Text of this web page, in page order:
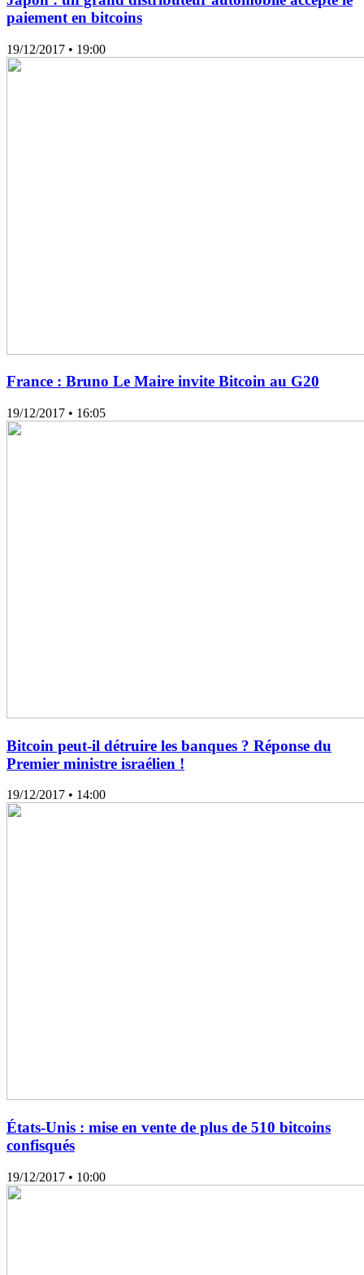
paiement en bitcoins
19/12/2017 • 19:00
France : Bruno Le Maire invite Bitcoin au G20
19/12/2017 • 16:05
Bitcoin peut-il détruire les banques ? Réponse du
Premier ministre israélien !
19/12/2017 • 14:00
États-Unis : mise en vente de plus de 510 bitcoins
confisqués
19/12/2017 • 10:00